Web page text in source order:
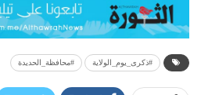
#ذكرى_يوم_الولاية #محافظة_الحديدة